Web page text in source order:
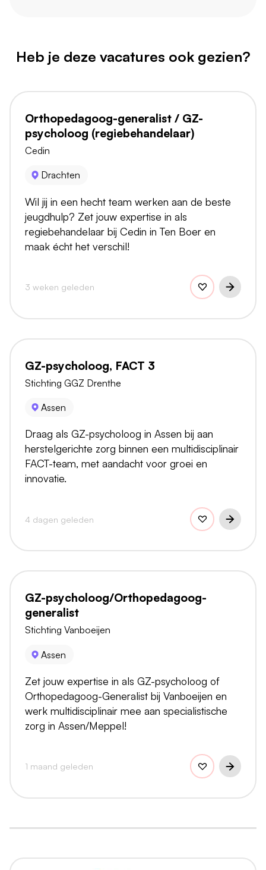
Heb je deze vacatures ook gezien?
Orthopedagoog-generalist / GZ-
psycholoog (regiebehandelaar)
Cedin
Drachten
Wil jij in een hecht team werken aan de beste
jeugdhulp? Zet jouw expertise in als
regiebehandelaar bij Cedin in Ten Boer en
maak écht het verschil!
3 weken geleden
GZ-psycholoog, FACT 3
Stichting GGZ Drenthe
Assen
Draag als GZ-psycholoog in Assen bij aan
herstelgerichte zorg binnen een multidisciplinair
FACT-team, met aandacht voor groei en
innovatie.
4 dagen geleden
GZ-psycholoog/Orthopedagoog-
generalist
Stichting Vanboeijen
Assen
Zet jouw expertise in als GZ-psycholoog of
Orthopedagoog-Generalist bij Vanboeijen en
werk multidisciplinair mee aan specialistische
zorg in Assen/Meppel!
1 maand geleden